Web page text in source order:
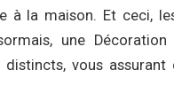
à la maison. Et ceci,
une
vous